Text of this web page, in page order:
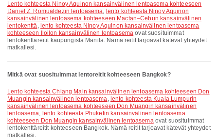
lento kohteesta Ninoy Aquinon kansainvälinen lentoasema kohteeseen
Daniel Z. Romualdezin lentoasema, lento kohteesta Ninoy Aquinon
kansainvälinen lentoasema kohteeseen Mactan–Cebun kansainvälinen
lentokenttä, lento kohteesta Ninoy Aquinon kansainvälinen lentoasema
kohteeseen Iloilon kansainvälinen lentoasema ovat suosituimmat
lentokenttäreitit kaupungista Manila. Nämä reitit tarjoavat kätevät yhteydet
matkallesi.
Mitkä ovat suosituimmat lentoreitit kohteeseen Bangkok?
lento kohteesta Chiang Main kansainvälinen lentoasema kohteeseen Don
Muangin kansainvälinen lentoasema, lento kohteesta Kuala Lumpurin
kansainvälinen lentoasema kohteeseen Don Muangin kansainvälinen
lentoasema, lento kohteesta Phuketin kansainvälinen lentoasema
kohteeseen Don Muangin kansainvälinen lentoasemaovat suosituimmat
lentokenttäreitit kohteeseen Bangkok. Nämä reitit tarjoavat kätevät yhteydet
matkallesi.